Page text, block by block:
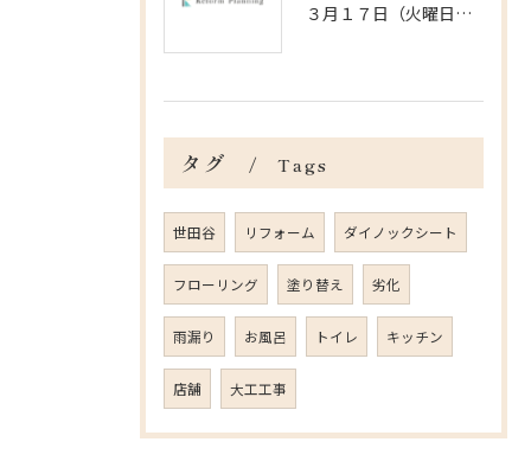
３月１７日（火曜日）＠杉並区の戸建の内装工事
タグ Tags
世田谷 リフォーム ダイノックシート
フローリング 塗り替え 劣化
雨漏り お風呂 トイレ キッチン
店舗 大工工事